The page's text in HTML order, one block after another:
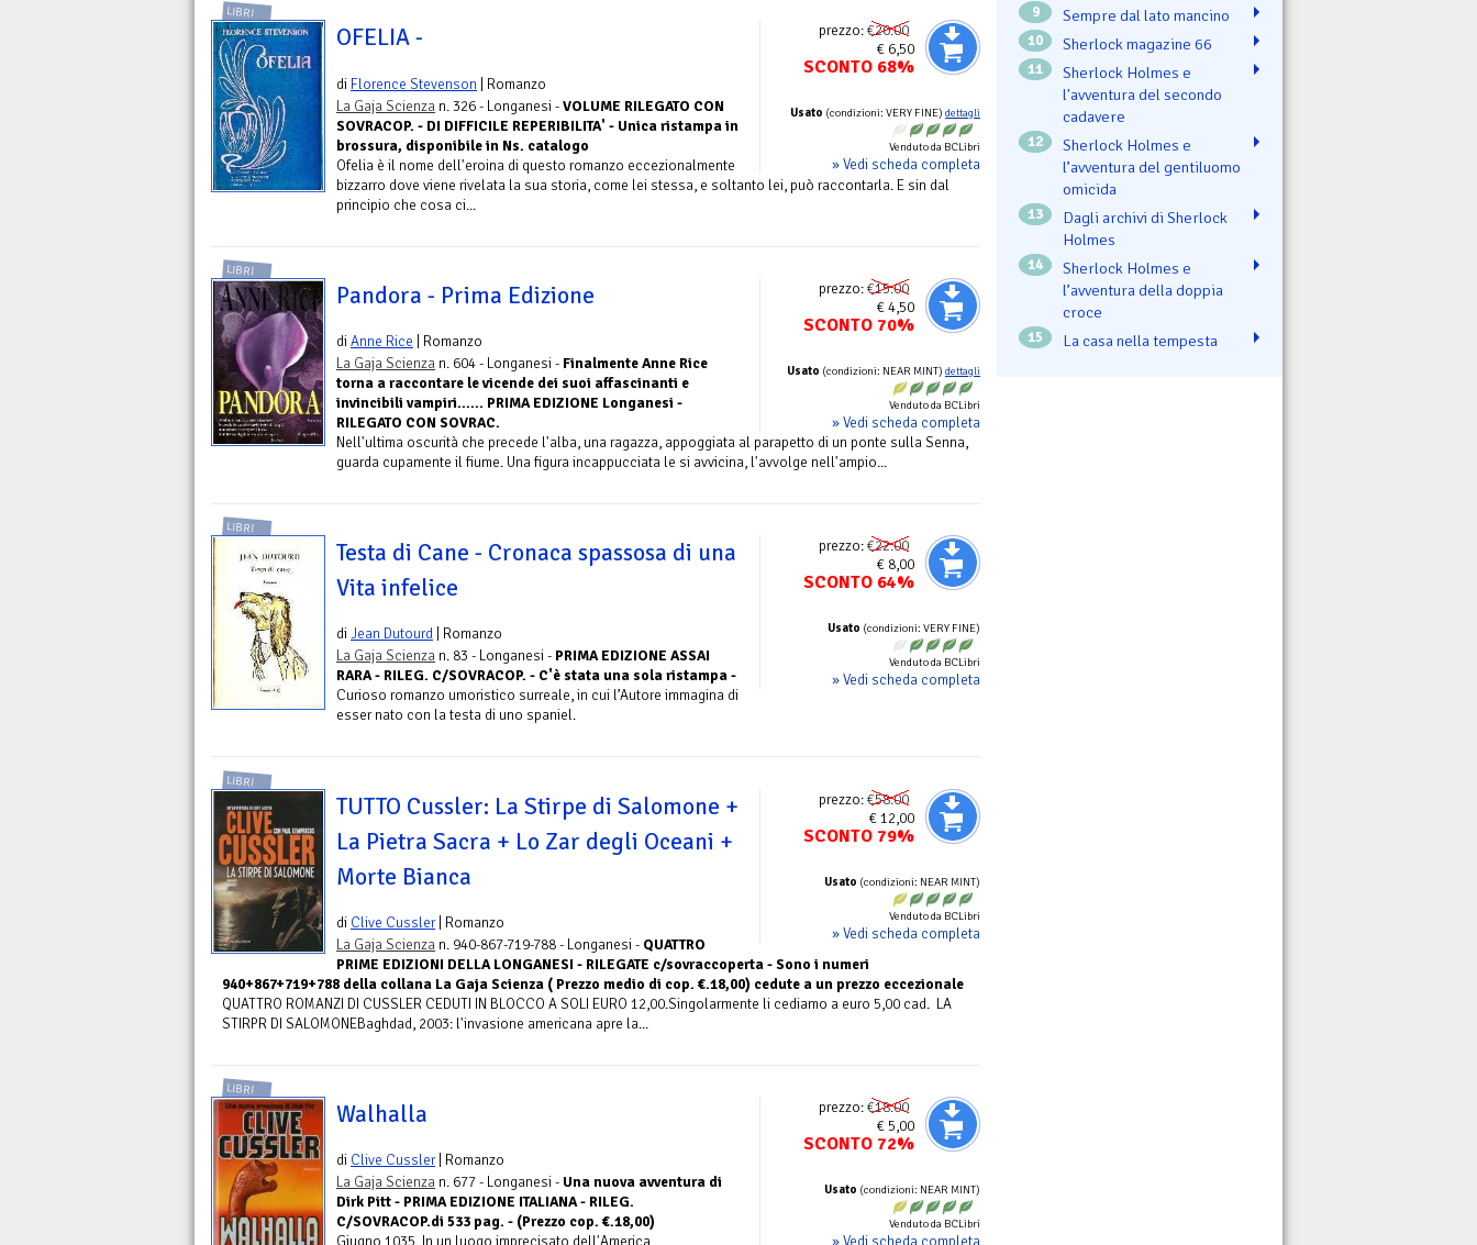
prezzo:€20.00
€ 6,50
SCONTO 68%
Usato (condizioni: VERY FINE) dettagli
Venduto da BCLibri
» Vedi scheda completa
LIBRI
OFELIA -
di Florence Stevenson | Romanzo
La Gaja Scienza n. 326 - Longanesi -VOLUME RILEGATO CON
SOVRACOP. - DI DIFFICILE REPERIBILITA' - Unica ristampa in
brossura, disponibile in Ns. catalogo
Ofelia è il nome dell'eroina di questo romanzo eccezionalmente
bizzarro dove viene rivelata la sua storia, come lei stessa, e soltanto lei, può raccontarla. E sin dal
principio che cosa ci...
prezzo:€15.00
€ 4,50
SCONTO 70%
Usato (condizioni: NEAR MINT) dettagli
Venduto da BCLibri
» Vedi scheda completa
LIBRI
Pandora - Prima Edizione
diAnne Rice | Romanzo
La Gaja Scienza n. 604 - Longanesi - Finalmente Anne Rice
torna a raccontare le vicende dei suoi affascinanti e
invincibili vampiri...... PRIMA EDIZIONE Longanesi -
RILEGATO CON SOVRAC.
Nell'ultima oscurità che precede l'alba, una ragazza, appoggiata al parapetto di un ponte sulla Senna,
guarda cupamente il fiume. Una figura incappucciata le si avvicina, l'avvolge nell'ampio...
prezzo:€22.00
€ 8,00
SCONTO 64%
Usato (condizioni: VERY FINE)
Venduto da BCLibri
» Vedi scheda completa
LIBRI
Testa di Cane - Cronaca spassosa di una
Vita infelice
diJean Dutourd | Romanzo
La Gaja Scienza n. 83 - Longanesi - PRIMA EDIZIONE ASSAI
RARA - RILEG. C/SOVRACOP. - C'è stata una sola ristampa -
Curioso romanzo umoristico surreale, in cui l’Autore immagina di
esser nato con la testa di uno spaniel.
prezzo:€58.00
€ 12,00
SCONTO 79%
Usato (condizioni: NEAR MINT)
Venduto da BCLibri
» Vedi scheda completa
LIBRI
TUTTO Cussler: La Stirpe di Salomone +
La Pietra Sacra + Lo Zar degli Oceani +
Morte Bianca
di Clive Cussler| Romanzo
La Gaja Scienza n. 940-867-719-788 - Longanesi - QUATTRO
PRIME EDIZIONI DELLA LONGANESI - RILEGATE c/sovraccoperta - Sono i numeri
940+867+719+788 della collana La Gaja Scienza ( Prezzo medio di cop. €.18,00) cedute a un prezzo eccezionale
QUATTRO ROMANZI DI CUSSLER CEDUTI IN BLOCCO A SOLI EURO 12,00.Singolarmente li cediamo a euro 5,00 cad. LA
STIRPR DI SALOMONEBaghdad, 2003: l'invasione americana apre la...
prezzo:€18.00
€ 5,00
SCONTO 72%
Usato (condizioni: NEAR MINT)
Venduto da BCLibri
LIBRI
Walhalla
di Clive Cussler| Romanzo
La Gaja Scienza n. 677 - Longanesi - Una nuova avventura di
Dirk Pitt - PRIMA EDIZIONE ITALIANA - RILEG.
C/SOVRACOP.di 533 pag. - (Prezzo cop. €.18,00)
9 Sempre dal lato mancino
10 Sherlock magazine 66
11
Sherlock Holmes e
l'avventura del secondo
cadavere
12
Sherlock Holmes e
l’avventura del gentiluomo
omicida
13
Dagli archivi di Sherlock
Holmes
14
Sherlock Holmes e
l’avventura della doppia
croce
15 La casa nella tempesta